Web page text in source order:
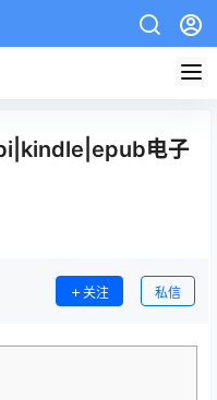
网站介绍
电子
关注 私信